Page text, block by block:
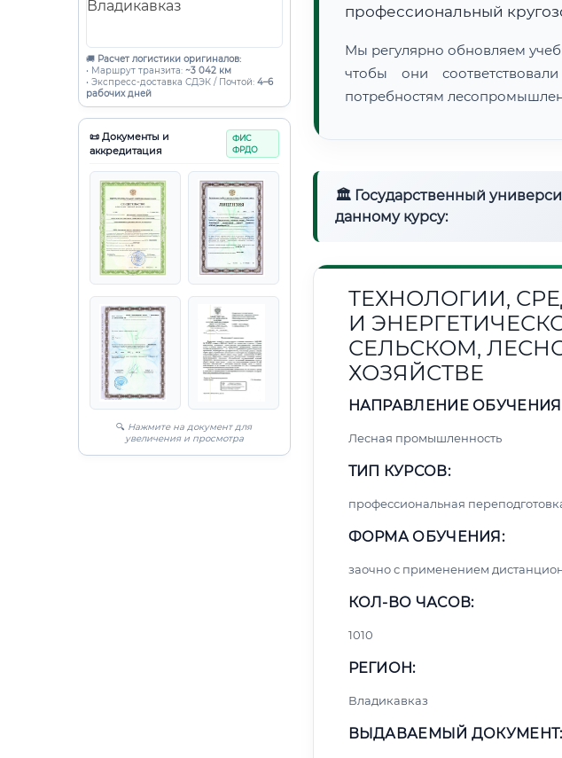
🚚 Расчет логистики оригиналов:
• Маршрут транзита: ~3 042 км
• Экспресс-доставка СДЭК / Почтой: 4–6
рабочих дней
📜 Документы и
аккредитация
ФИС
ФРДО
🔍 Нажмите на документ для
увеличения и просмотра
профессиональный
Мы регулярно обновляем
чтобы они
потребностям
🏛 Государственный
данному курсу:
ТЕХНОЛОГИИ,
И
СЕЛЬСКОМ,
ХОЗЯЙСТВЕ
НАПРАВЛЕНИЕ
Лесная промышленность
ТИП КУРСОВ:
профессиональная
ФОРМА ОБУЧЕНИЯ:
заочно с применением
КОЛ-ВО ЧАСОВ:
1010
РЕГИОН:
Владикавказ
ВЫДАВАЕМЫЙ ДОКУМЕНТ: